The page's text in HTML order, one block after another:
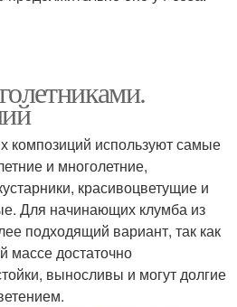
композиций используют самые
и многолетние,
красивоцветущие и
Для начинающих клумба из
подходящий вариант, так как
массе достаточно
выносливы и могут долгие